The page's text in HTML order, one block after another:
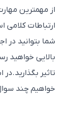
از مهمترین مهارت
ارتباطات کلامی است
شما بتوانید در
بالایی خواهید
تاثیر بگذارید.در
خواهیم چند سوال